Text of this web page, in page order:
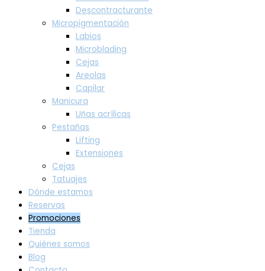
Descontracturante
Micropigmentación
Labios
Microblading
Cejas
Areolas
Capilar
Manicura
Uñas acrílicas
Pestañas
Lifting
Extensiones
Cejas
Tatuajes
Dónde estamos
Reservas
Promociones
Tienda
Quiénes somos
Blog